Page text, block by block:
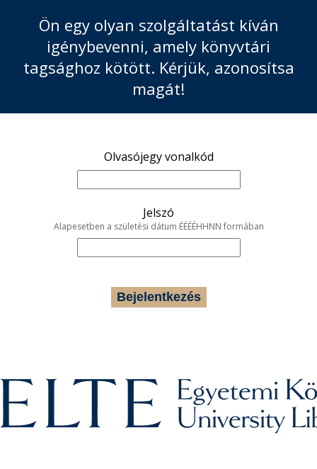
Ön egy olyan szolgáltatást kíván
igénybevenni, amely könyvtári
tagsághoz kötött. Kérjük, azonosítsa
magát!
Olvasójegy vonalkód
Jelszó
Alapesetben a születési dátum ÉÉÉÉHHNN formában